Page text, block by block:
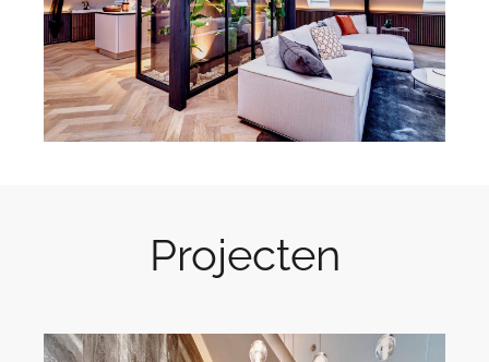
Projecten